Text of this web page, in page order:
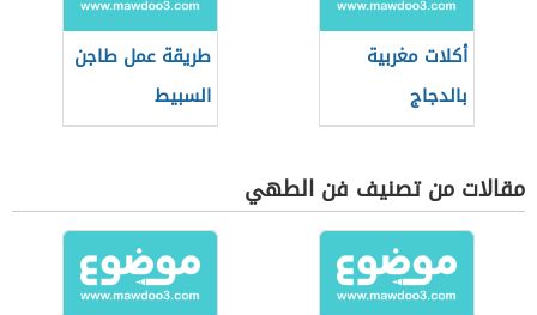
أكلات مغربية
بالدجاج
طريقة عمل طاجن
السبيط
مقالات من تصنيف فن الطهي